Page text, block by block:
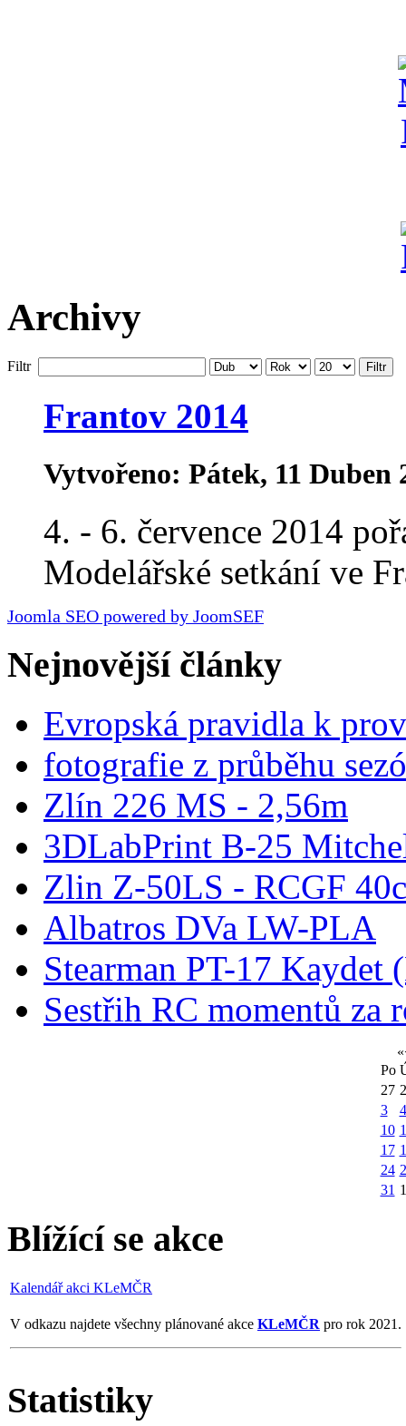
Archivy
Filtr Filtr
Frantov 2014
Vytvořeno: Pátek, 11 Duben
4. - 6. července 2014
Modelářské setkání ve
Joomla SEO powered by JoomSEF
Nejnovější články
Evropská pravidla k
fotografie z průběhu
Zlín 226 MS - 2,56m
3DLabPrint B-25
Zlin Z-50LS - RCGF
Albatros DVa LW-PLA
Stearman PT-17 Kaydet
Sestřih RC momentů za
«
Po
27
3
4
10
17
24
31 1
Blížící se akce
Kalendář akci KLeMČR
V odkazu najdete všechny plánované akce KLeMČR pro rok 2021.
Statistiky